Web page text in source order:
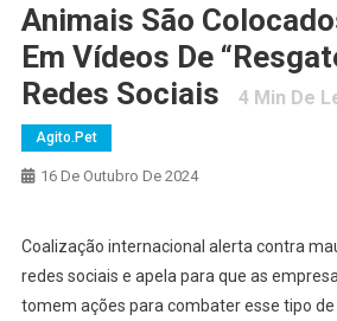
Animais São
Em Vídeos De
Redes Sociais
4Min De
Agito.pet
16 De Outubro De 2024
Coalização internacional alerta contra
redes sociais e apela para que as
tomem ações para combater esse tipo